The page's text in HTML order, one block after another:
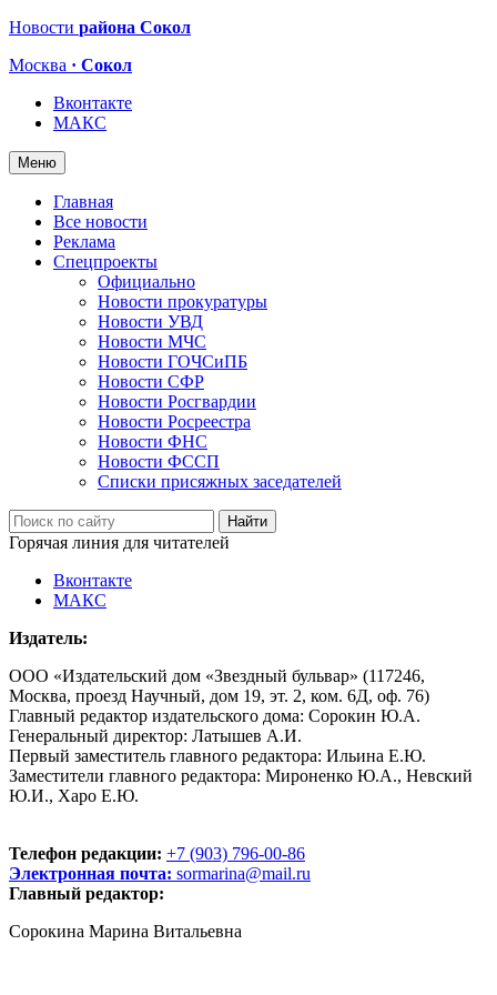
Новости района Сокол
Москва · Сокол
Вконтакте
МАКС
Меню
Главная
Все новости
Реклама
Спецпроекты
Официально
Новости прокуратуры
Новости УВД
Новости МЧС
Новости ГОЧСиПБ
Новости СФР
Новости Росгвардии
Новости Росреестра
Новости ФНС
Новости ФССП
Списки присяжных заседателей
Горячая линия для читателей
Вконтакте
МАКС
Издатель:
ООО «Издательский дом «Звездный бульвар» (117246,
Москва, проезд Научный, дом 19, эт. 2, ком. 6Д, оф. 76)
Главный редактор издательского дома: Сорокин Ю.А.
Генеральный директор: Латышев А.И.
Первый заместитель главного редактора: Ильина Е.Ю.
Заместители главного редактора: Мироненко Ю.А., Невский
Ю.И., Харо Е.Ю.
Телефон редакции: +7 (903) 796-00-86
Электронная почта: sormarina@mail.ru
Главный редактор:
Сорокина Марина Витальевна